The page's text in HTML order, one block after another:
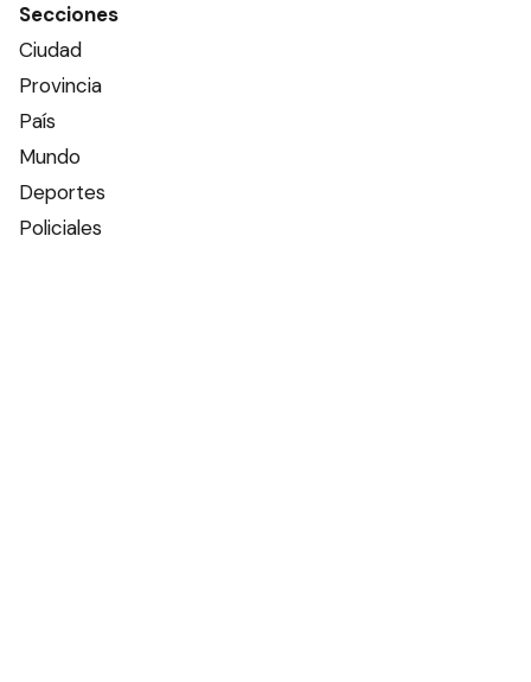
Secciones
Ciudad
Provincia
País
Mundo
Deportes
Policiales